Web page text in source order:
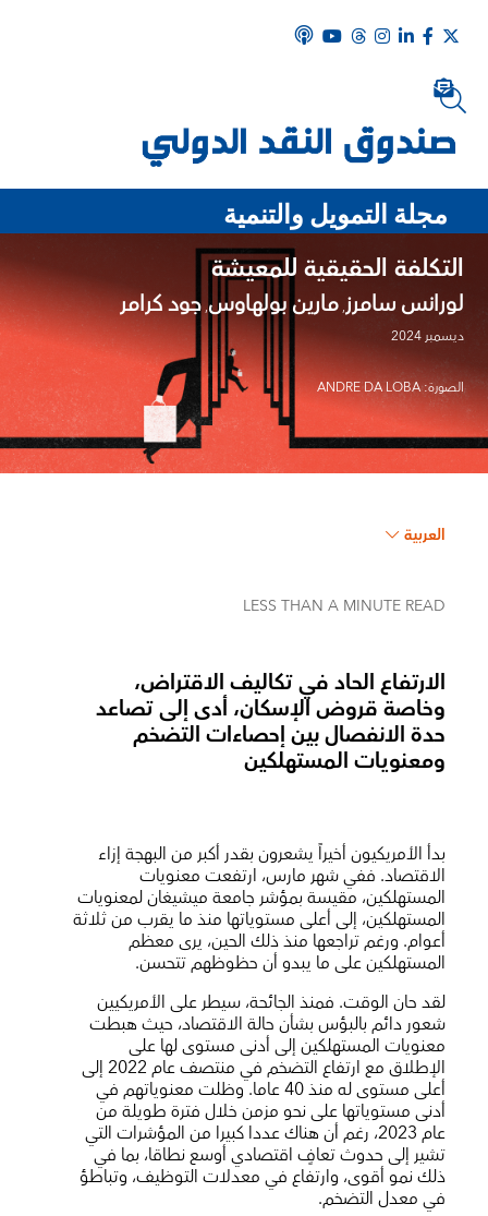
مجلة التمويل والتنمية
التكلفة الحقيقية للمعيشة
لورانس سامرز,مارين بولهاوس,جود كرامر
ديسمبر 2024
الصورة: ANDRE DA LOBA
العربية
LESS THAN A MINUTE READ
الارتفاع الحاد في تكاليف الاقتراض،
وخاصة قروض الإسكان، أدى إلى تصاعد
حدة الانفصال بين إحصاءات التضخم
ومعنويات المستهلكين
بدأ الأمريكيون أخيراً يشعرون بقدر أكبر من البهجة إزاء
الاقتصاد. ففي شهر مارس، ارتفعت معنويات
المستهلكين، مقيسة بمؤشر جامعة ميشيغان لمعنويات
المستهلكين، إلى أعلى مستوياتها منذ ما يقرب من ثلاثة
أعوام. ورغم تراجعها منذ ذلك الحين، يرى معظم
المستهلكين على ما يبدو أن حظوظهم تتحسن.
لقد حان الوقت. فمنذ الجائحة، سيطر على الأمريكيين
شعور دائم بالبؤس بشأن حالة الاقتصاد، حيث هبطت
معنويات المستهلكين إلى أدنى مستوى لها على
الإطلاق مع ارتفاع التضخم في منتصف عام 2022 إلى
أعلى مستوى له منذ 40 عاما. وظلت معنوياتهم في
أدنى مستوياتها على نحو مزمن خلال فترة طويلة من
عام 2023، رغم أن هناك عددا كبيرا من المؤشرات التي
تشير إلى حدوث تعافٍ اقتصادي أوسع نطاقا، بما في
ذلك نمو أقوى، وارتفاع في معدلات التوظيف، وتباطؤ
في معدل التضخم.